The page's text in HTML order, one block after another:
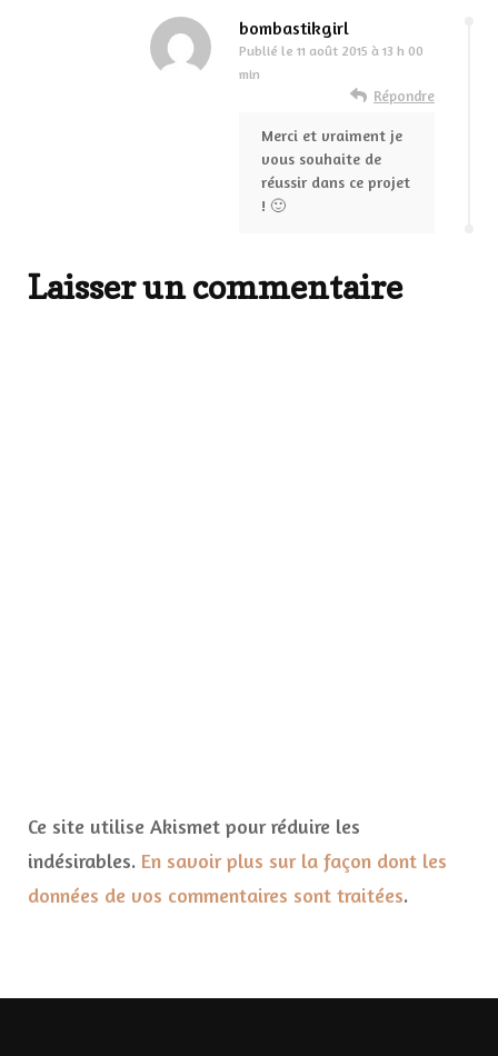
bombastikgirl
Publié le 11 août 2015 à 13 h 00
min
Répondre
Merci et vraiment je
vous souhaite de
réussir dans ce projet
! 🙂
Laisser un commentaire
Ce site utilise Akismet pour réduire les
indésirables. En savoir plus sur la façon dont les
données de vos commentaires sont traitées.